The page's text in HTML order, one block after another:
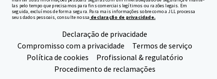
las pelo tempo que precisamos para fins comerciais legítimos ou razões legais. Em
seguida, excluímos de forma segura. Para mais informações sobre como a JLL processa
seus dados pessoais, consulte nossa declaração de privacidade.
Declaração de privacidade
Compromisso com a privacidade
Termos de serviço
Política de cookies
Profissional & regulatório
Procedimento de reclamações